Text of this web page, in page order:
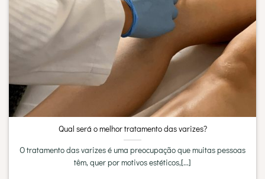
Qual será o melhor tratamento das varizes?
O tratamento das varizes é uma preocupação que muitas pessoas
têm, quer por motivos estéticos,[...]